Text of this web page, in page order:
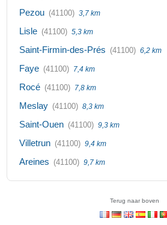
Pezou (41100) 3,7 km
Lisle (41100) 5,3 km
Saint-Firmin-des-Prés (41100) 6,2 km
Faye (41100) 7,4 km
Rocé (41100) 7,8 km
Meslay (41100) 8,3 km
Saint-Ouen (41100) 9,3 km
Villetrun (41100) 9,4 km
Areines (41100) 9,7 km
Terug naar boven